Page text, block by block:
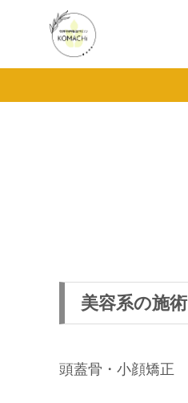
美容系の施術
頭蓋骨・小顔矯正